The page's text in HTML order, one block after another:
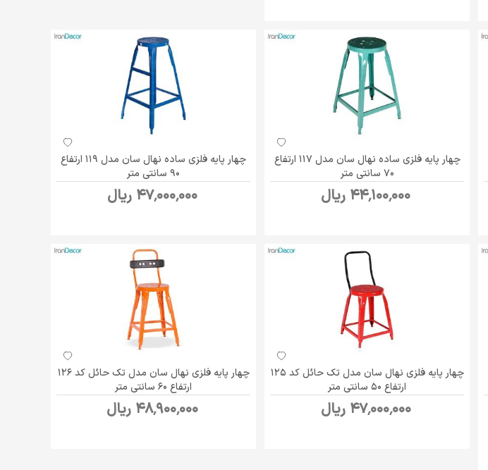
چهار پایه فلزی ساده نهال سان مدل 117 ارتفاع
70 سانتی متر
44٬100٬000 ریال
چهار پایه فلزی ساده نهال سان مدل 119 ارتفاع
90 سانتی متر
47٬000٬000 ریال
چهار پایه فلزی نهال سان مدل تک حائل کد 125
ارتفاع 50 سانتی متر
47٬000٬000 ریال
چهار پایه فلزی نهال سان مدل تک حائل کد 126
ارتفاع 60 سانتی متر
48٬900٬000 ریال